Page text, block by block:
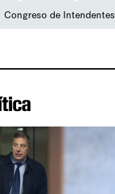
Congreso de Intendentes